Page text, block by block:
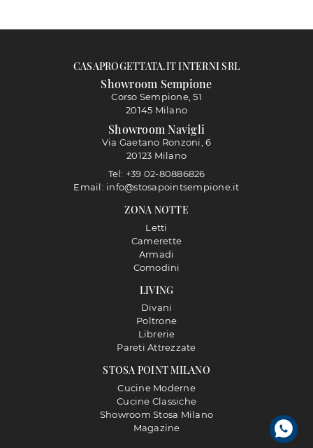
STOSA POINT MILANO
Cucine Moderne
Cucine Classiche
Showroom Stosa Milano
Magazine
LIVING
Divani
Poltrone
Librerie
Pareti Attrezzate
ZONA NOTTE
Letti
Camerette
Armadi
Comodini
CASAPROGETTATA.IT INTERNI SRL
Showroom Sempione
Corso Sempione, 51
20145 Milano
Showroom Navigli
Via Gaetano Ronzoni, 6
20123 Milano
Tel: +39 02-80886826
Email: info@stosapointsempione.it